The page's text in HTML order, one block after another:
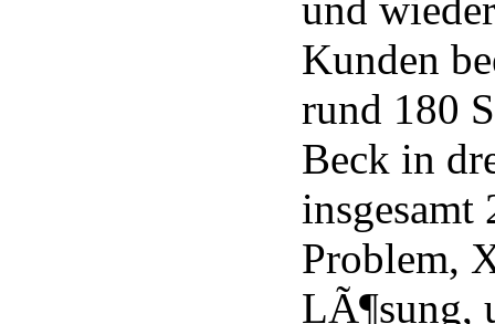
und
Kunden
rund 180
Beck in
insgesamt
Problem,
LÃ¶sung,